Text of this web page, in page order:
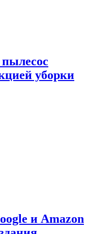
уборки
и Amazon